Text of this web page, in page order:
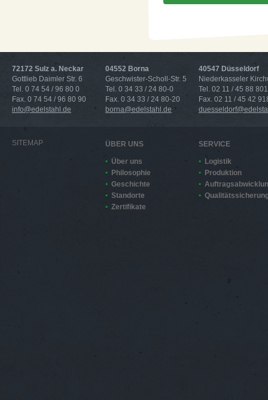
72172 Sulz a. Neckar
Gottlieb Daimler Str. 6
Tel. 0 74 54 / 96 80 0
Fax. 0 74 54 / 96 80 90
info@edelstahl.de
04552 Borna
Geschwister-Scholl-Str. 5
Tel. 0 34 33 / 24 80-0
Fax. 0 34 33 / 24 80-20
borna@edelstahl.de
40547 Düsseldorf
Niederkasseler
Tel. 02 11 / 45 88 801
Fax. 02 11 / 45 42
SITEMAP ÜBER UNS
Über uns
Philosophie
Geschichte
Standorte
Zertifikate
SERVICE
Logistik
Produktion